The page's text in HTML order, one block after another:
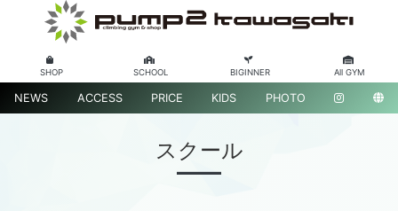
SHOP SCHOOL BIGINNER All GYM
NEWS ACCESS PRICE KIDS PHOTO
スクール